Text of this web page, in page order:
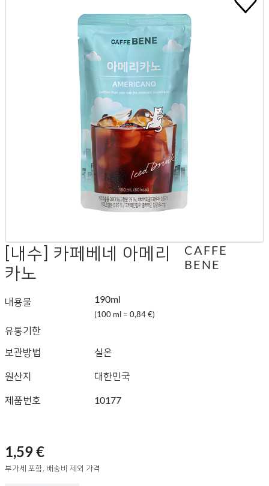
[내수] 카페베네 아메리
카노
내용물 190ml
(100 ml = 0,84 €)
유통기한
보관방법
실온
원산지 대한민국
제품번호 10177
CAFFE
BENE
1,59 €
부가세 포함, 배송비 제외 가격